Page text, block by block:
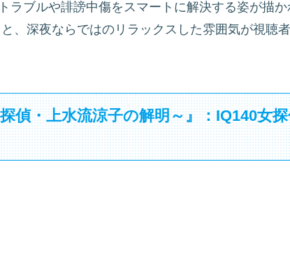
ラブルや誹謗中傷をスマートに解決する姿が描
、深夜ならではのリラックスした雰囲気が視聴
偵・上水流涼子の解明～』：IQ140女